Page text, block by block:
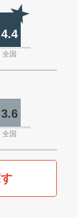
4.4
全国
3.6
全国